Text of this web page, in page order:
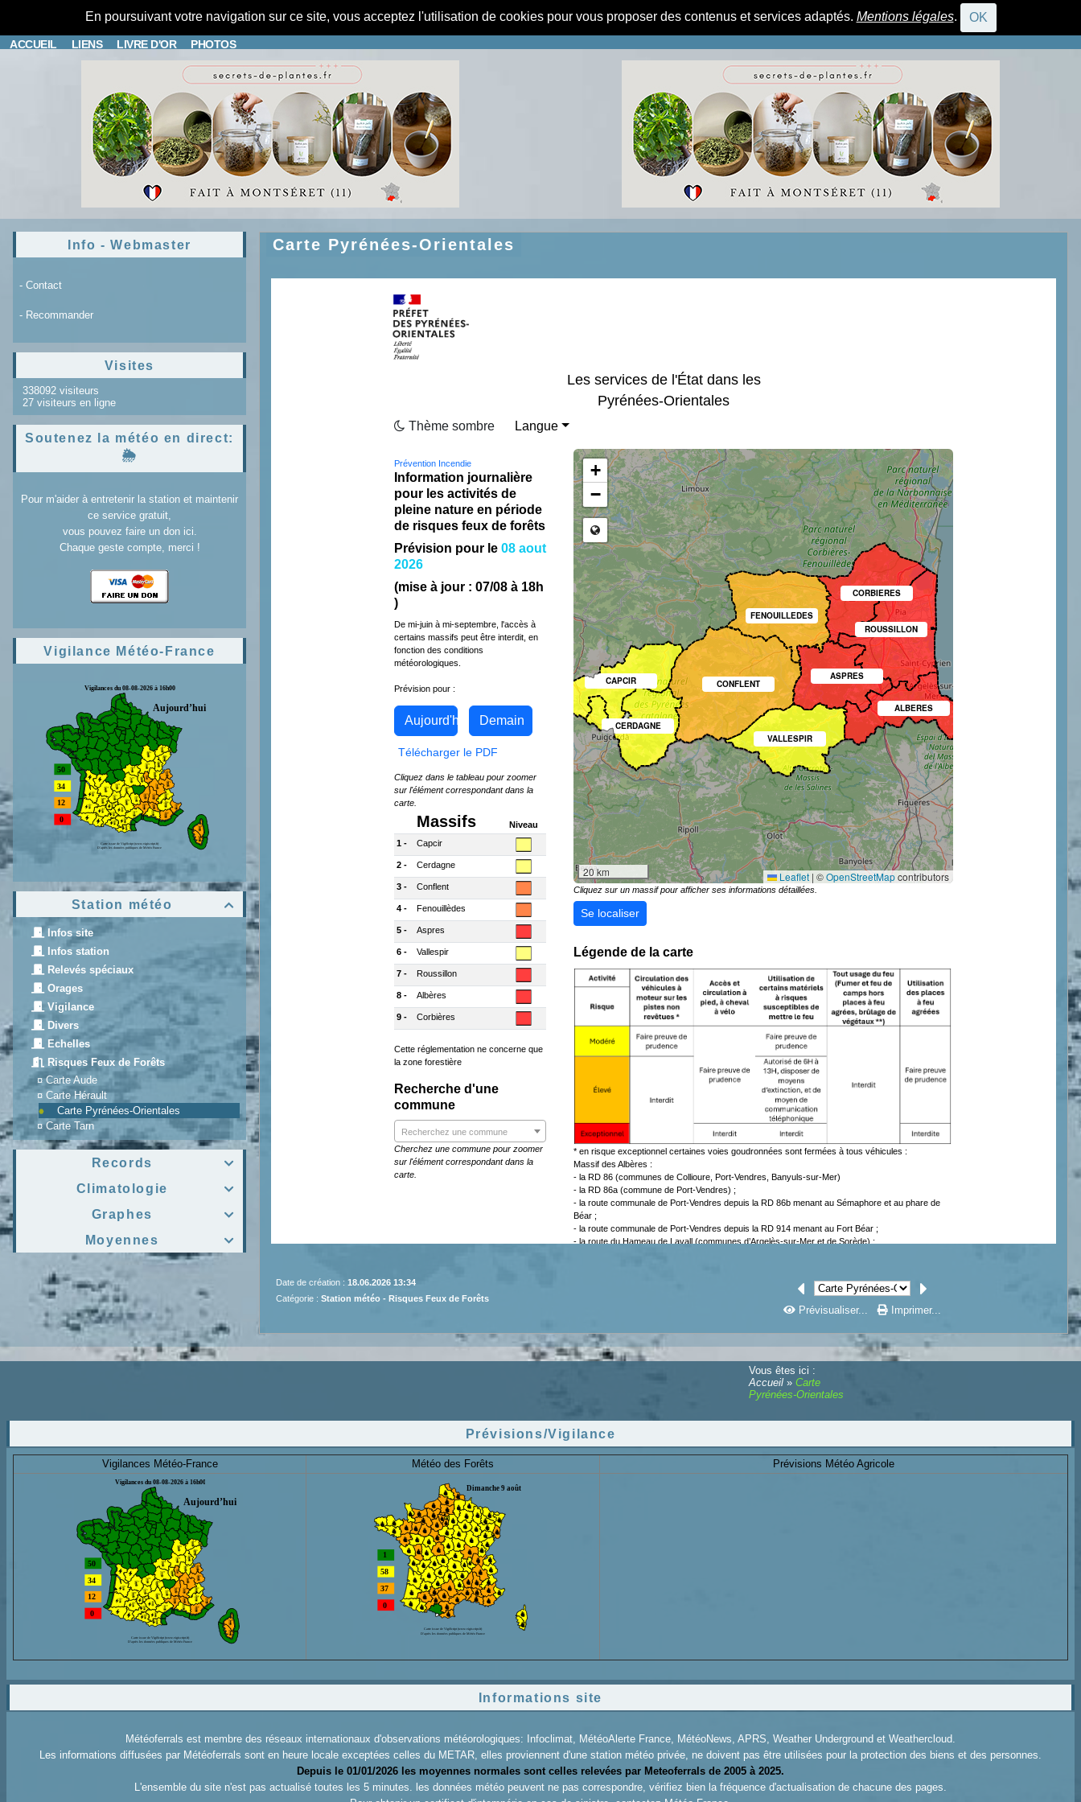
En poursuivant votre navigation sur ce site, vous acceptez l'utilisation de cookies pour vous proposer des contenus et services adaptés. Mentions légales. OK
ACCUEIL
CONNEXION
LIENS LIVRE D'OR PHOTOS
Info - Webmaster
- Contact
- Recommander
Visites
338092 visiteurs
27 visiteurs en ligne
Soutenez la météo en direct:
🌦️
Pour m'aider à entretenir la station et maintenir
ce service gratuit,
vous pouvez faire un don ici.
Chaque geste compte, merci !
Vigilance Météo-France

Station météo
Infos site
Infos station
Relevés spéciaux
Orages
Vigilance
Divers
Echelles
Risques Feux de Forêts
¤Carte Aude
¤ Carte Hérault
Carte Pyrénées-Orientales
¤Carte Tarn

Records

Climatologie

Graphes

Moyennes
Carte Pyrénées-Orientales
Date de création : 18.06.2026 13:34
Catégorie : Station météo - Risques Feux de Forêts
Prévisualiser... Imprimer...
Vous êtes ici :
Accueil»Carte
Pyrénées-Orientales
Prévisions/Vigilance
Vigilances Météo-France Météo des Forêts Prévisions Météo Agricole
Informations site
Météoferrals est membre des réseaux internationaux d'observations météorologiques: Infoclimat, MétéoAlerte France, MétéoNews, APRS, Weather Underground et Weathercloud.
Les informations diffusées par Météoferrals sont en heure locale exceptées celles du METAR, elles proviennent d'une station météo privée, ne doivent pas être utilisées pour la protection des biens et des personnes.
Depuis le 01/01/2026 les moyennes normales sont celles relevées par Meteoferrals de 2005 à 2025.
L'ensemble du site n'est pas actualisé toutes les 5 minutes. les données météo peuvent ne pas correspondre, vérifiez bien la fréquence d'actualisation de chacune des pages.